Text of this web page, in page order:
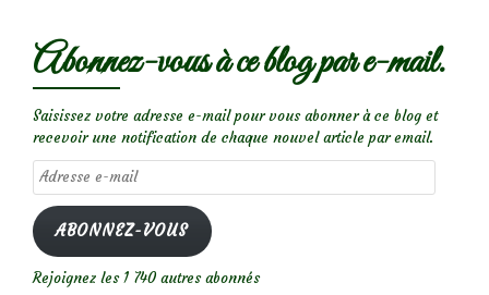
Abonnez-vous à ce blog par e-mail.
Saisissez votre adresse e-mail pour vous abonner à ce blog et
recevoir une notification de chaque nouvel article par email.
Adresse
e-
mail
ABONNEZ-VOUS
Rejoignez les 1 740 autres abonnés